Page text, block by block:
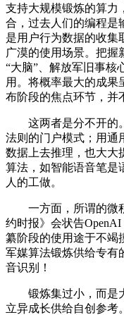
支持大规模锻炼的算力
合，过去人们的编程是
是用户行为数据的收集
广漠的使用场景。把握
“大脑”、解放军旧事核
用。将概率最大的成果
布阶段的焦点环节，并
这两者是分不开的。
法则的门户模式；用通
数据上去推理，也大大
算法，如智能语音笔是
人的工做。
一方面，所谓的微积
约时报》会状告
纂阶段的使用途于不竭
军媒算法锻炼供给专有
音识别！
锻炼集过小，而是大
立异成长供给自创参考